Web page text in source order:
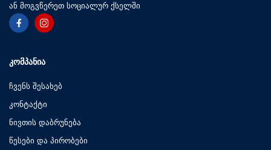
ან მოგვწერეთ სოციალურ ქსელში
ᲙᲝᲛᲞᲐᲜᲘᲐ
ჩვენს შესახებ
კონტაქტი
ნივთის დაბრუნება
წესები და პირობები